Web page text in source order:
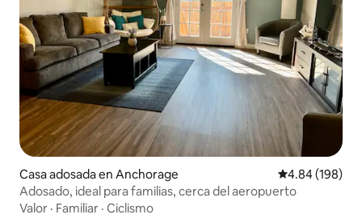
Casa adosada en Anchorage Calificación
4.84 (198)
Adosado, ideal para familias, cerca del aeropuerto
Valor · Familiar · Ciclismo